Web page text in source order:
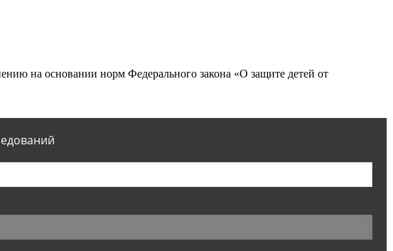
на основании норм Федерального закона «О защите детей от